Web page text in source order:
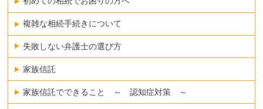
複雑な相続手続きについて
失敗しない弁護士の選び方
家族信託
家族信託でできること ～ 認知症対策 ～